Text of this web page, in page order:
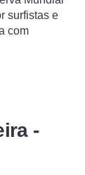
surfistas e
com
-